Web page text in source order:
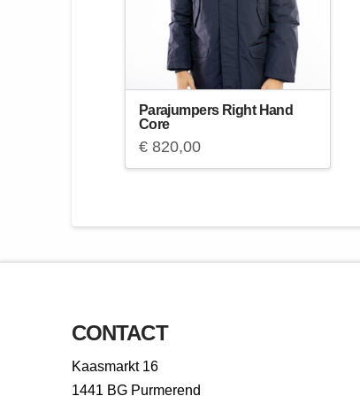
Parajumpers Right Hand
Core
€820,00
CONTACT
Kaasmarkt 16
1441 BG Purmerend